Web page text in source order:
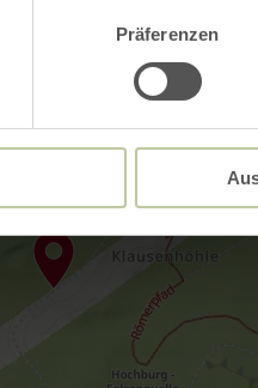
Präferenzen